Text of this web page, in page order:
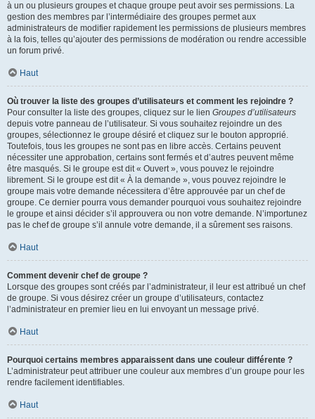
à un ou plusieurs groupes et chaque groupe peut avoir ses permissions. La
gestion des membres par l’intermédiaire des groupes permet aux
administrateurs de modifier rapidement les permissions de plusieurs membres
à la fois, telles qu’ajouter des permissions de modération ou rendre accessible
un forum privé.
Haut
Où trouver la liste des groupes d’utilisateurs et comment les rejoindre ?
Pour consulter la liste des groupes, cliquez sur le lien Groupes d’utilisateurs
depuis votre panneau de l’utilisateur. Si vous souhaitez rejoindre un des
groupes, sélectionnez le groupe désiré et cliquez sur le bouton approprié.
Toutefois, tous les groupes ne sont pas en libre accès. Certains peuvent
nécessiter une approbation, certains sont fermés et d’autres peuvent même
être masqués. Si le groupe est dit « Ouvert », vous pouvez le rejoindre
librement. Si le groupe est dit « À la demande », vous pouvez rejoindre le
groupe mais votre demande nécessitera d’être approuvée par un chef de
groupe. Ce dernier pourra vous demander pourquoi vous souhaitez rejoindre
le groupe et ainsi décider s’il approuvera ou non votre demande. N’importunez
pas le chef de groupe s’il annule votre demande, il a sûrement ses raisons.
Haut
Comment devenir chef de groupe ?
Lorsque des groupes sont créés par l’administrateur, il leur est attribué un chef
de groupe. Si vous désirez créer un groupe d’utilisateurs, contactez
l’administrateur en premier lieu en lui envoyant un message privé.
Haut
Pourquoi certains membres apparaissent dans une couleur différente ?
L’administrateur peut attribuer une couleur aux membres d’un groupe pour les
rendre facilement identifiables.
Haut